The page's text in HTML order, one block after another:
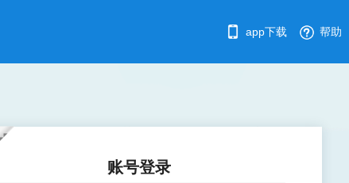
帮助
app下载
账号登录